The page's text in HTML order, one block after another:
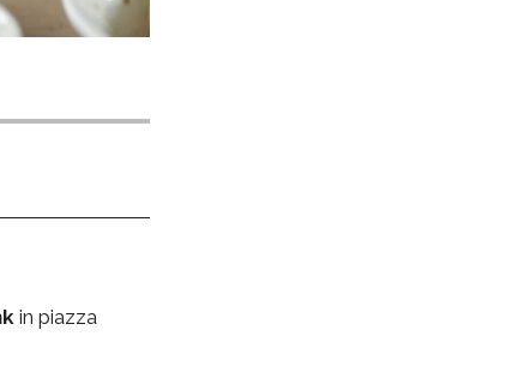
in piazza